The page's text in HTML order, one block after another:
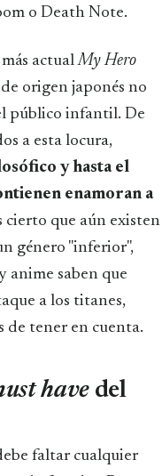
o Death Note.
actualMy Hero
origen japonés no
público infantil. De
a esta locura,
y hasta el
enamoran a
cierto que aún existen
género "inferior",
anime saben que
a los titanes,
de tener en cuenta.
havedel
faltar cualquier